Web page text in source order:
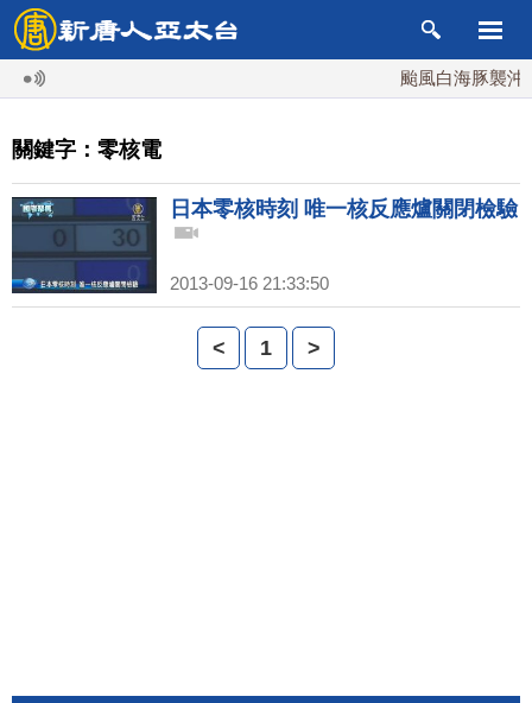
颱風白海豚襲沖
關鍵字：零核電
日本零核時刻 唯一核反應爐關閉檢驗
2013-09-16 21:33:50
< 1 >